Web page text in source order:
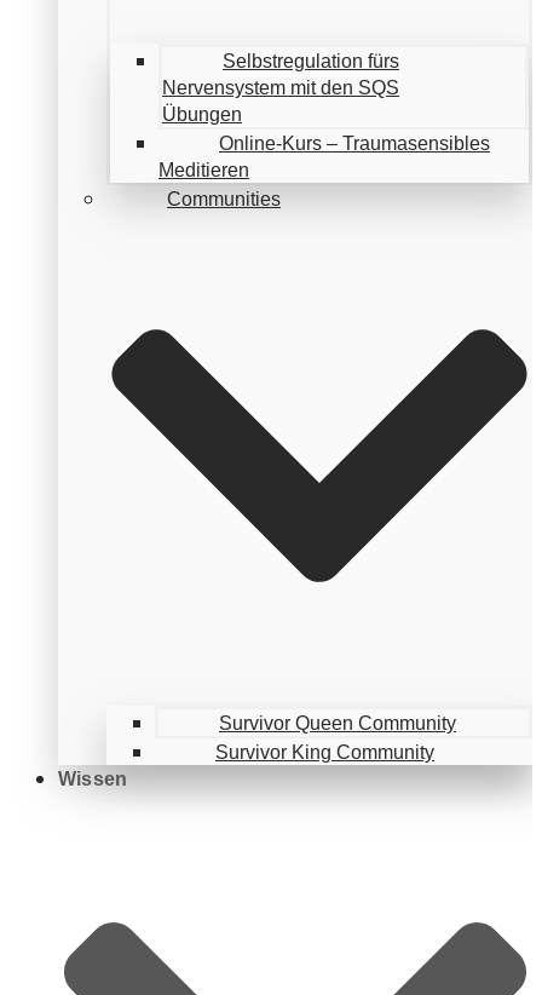
Selbstregulation fürs
Nervensystem mit den SQS
Übungen
Online-Kurs – Traumasensibles
Meditieren
Communities
Survivor Queen Community
Survivor King Community
Wissen